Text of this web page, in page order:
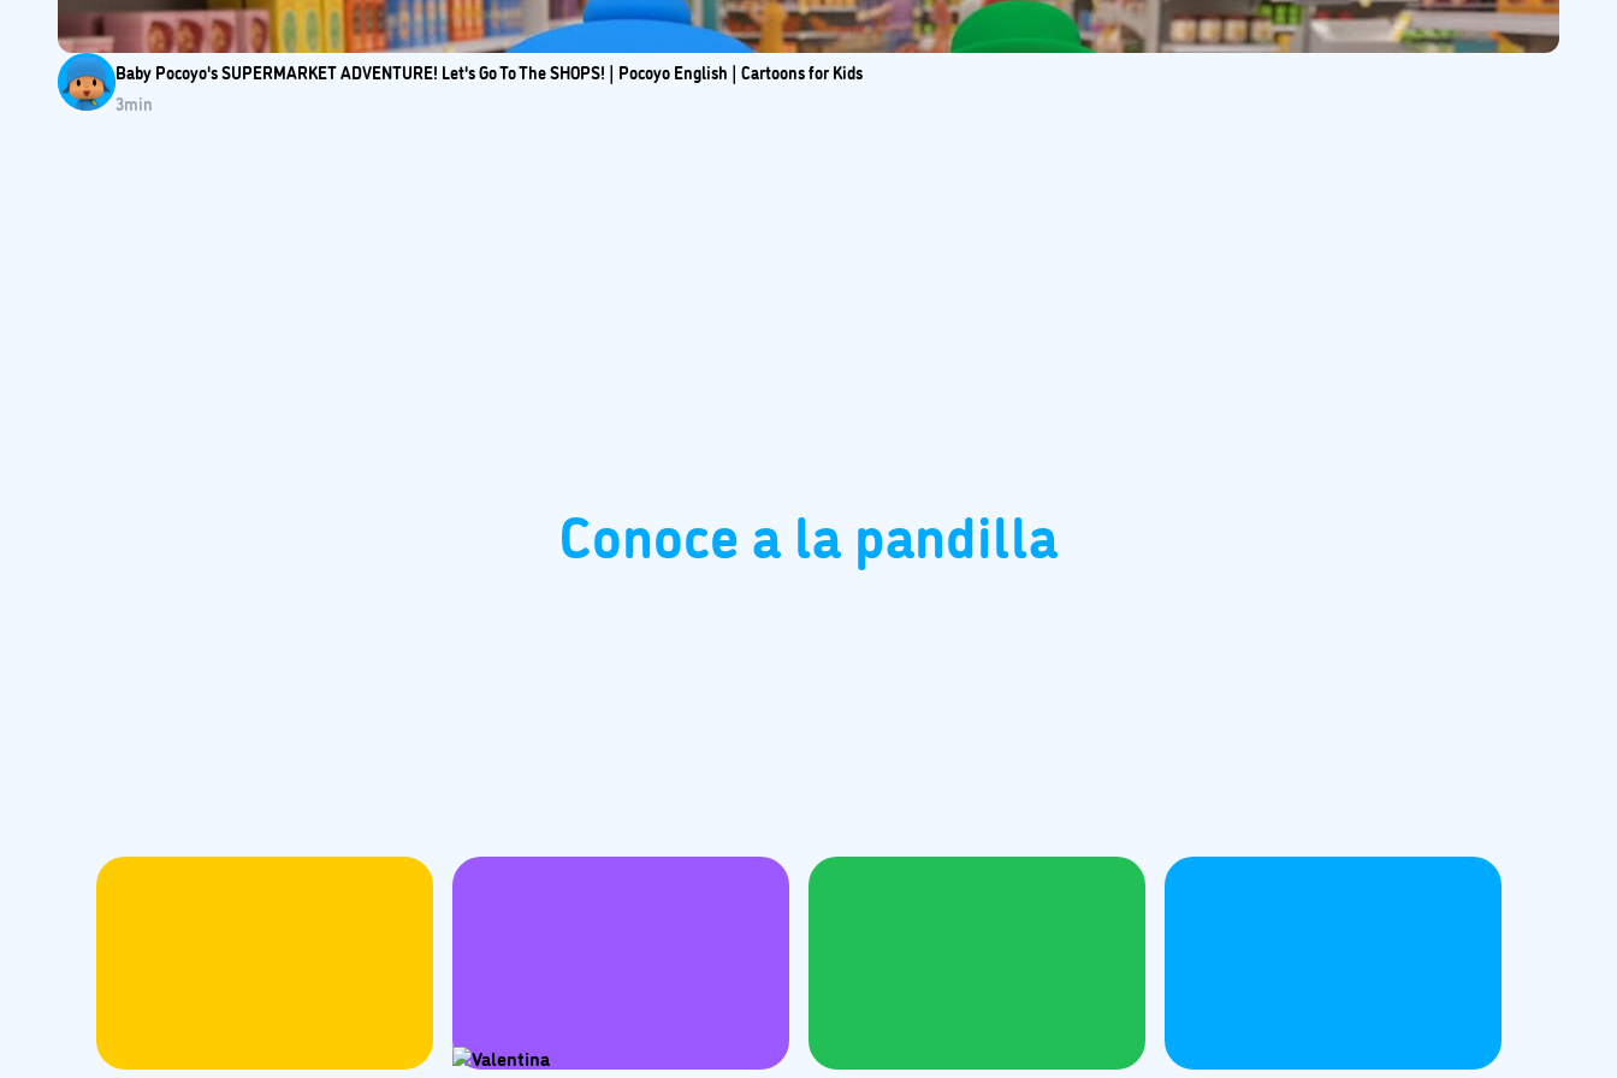
Baby Pocoyo's SUPERMARKET ADVENTURE! Let's Go To The SHOPS! | Pocoyo English | Cartoons for Kids
3min
Conoce a la pandilla